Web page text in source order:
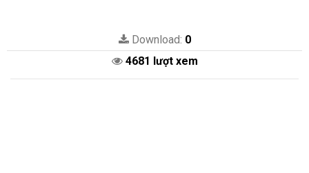
Download: 0
4681 lượt xem